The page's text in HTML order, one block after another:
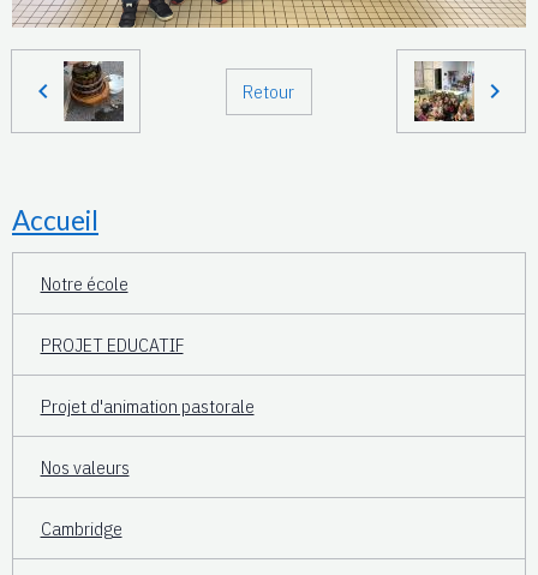
Retour
Accueil
Notre école
PROJET EDUCATIF
Projet d'animation pastorale
Nos valeurs
Cambridge